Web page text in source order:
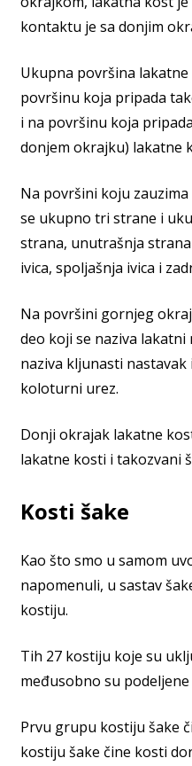
kontaktu je sa donjim
Ukupna površina
površinu koja pripada
i na površinu koja
donjem okrajku) lakatne
Na površini koju
se ukupno tri strane i
strana, unutrašnja
ivica, spoljašnja ivica i
Na površini gornjeg
deo koji se naziva lakatni
naziva kljunasti nastavak
koloturni urez.
Donji okrajak lakatne
lakatne kosti i takozvani
Kosti šake
Kao što smo u samom
napomenuli, u sastav
kostiju.
Tih 27 kostiju koje su
međusobno su
Prvu grupu kostiju šake
kostiju šake čine kosti